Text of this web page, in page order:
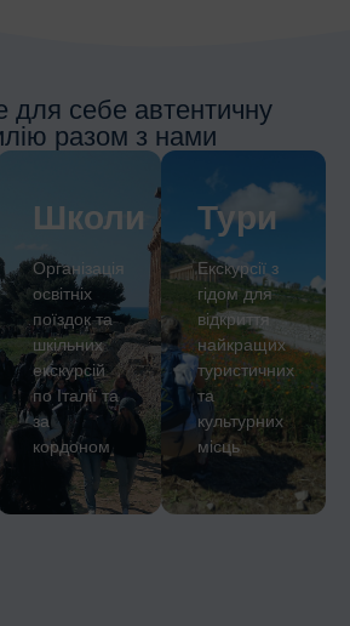
для себе автентичну
разом з нами
Школи
Організація
освітніх
поїздок та
шкільних
екскурсій
по Італії та
за
кордоном
Тури
Екскурсії з
гідом для
відкриття
найкращих
туристичних
та
культурних
місць